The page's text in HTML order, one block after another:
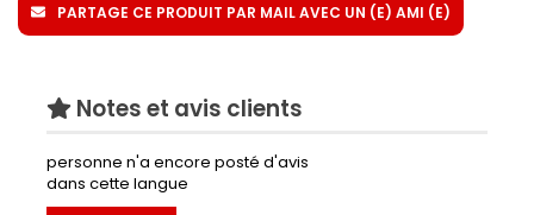
PARTAGE CE PRODUIT PAR MAIL AVEC UN (E) AMI (E)
Notes et avis clients
personne n'a encore posté d'avis
dans cette langue